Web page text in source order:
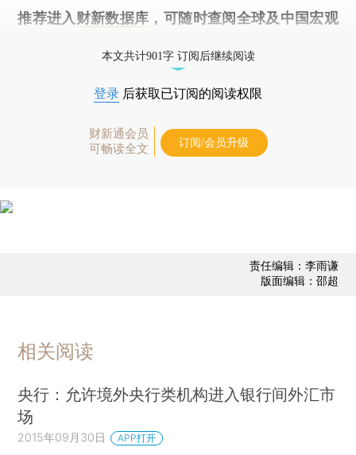
推荐进入 财新数据库 ，可随时查阅全球及中国宏观
本文共计901字 订阅后继续阅读
登录 后获取已订阅的阅读权限
财新通会员
可畅读全文
订阅/会员升级
责任编辑：李雨谦
版面编辑：邵超
相关阅读
央行：允许境外央行类机构进入银行间外汇市
场
2015年09月30日 APP打开